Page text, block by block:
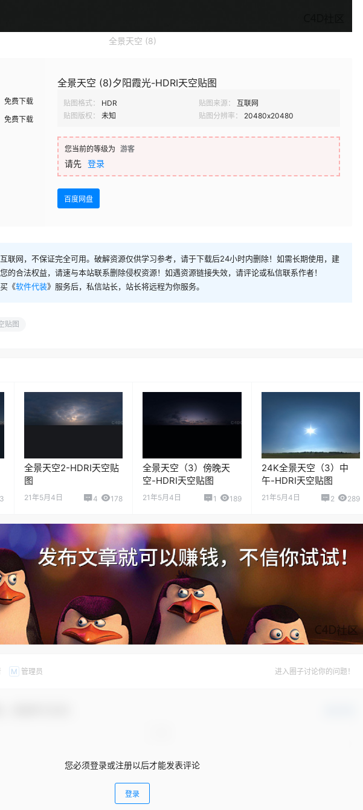
全景天空 (8)
免费下载
免费下载
全景天空 (8)夕阳霞光-HDRI天空贴图
贴图格式： HDR 贴图来源：
互联网
贴图版权：
未知 贴图分辨率： 20480x20480
您当前的等级为 游客
请先 登录
百度网盘
联网，不保证完全可用。破解资源仅供学习参考，请于下载后24小时内删除！如需长期使用，建
的合法权益，请速与本站联系删除侵权资源！如遇资源链接失效，请评论或私信联系作者！
《软件代装》服务后，私信站长，站长将远程为你服务。
贴图
全景天空2-HDRI天空贴
图
21年5月4日 4 178
全景天空（3）傍晚天
空-HDRI天空贴图
21年5月4日 1 189
24K全景天空（3）中
午-HDRI天空贴图
21年5月4日 2 289
M 管理员 进入圈子讨论你的问题！
您必须登录或注册以后才能发表评论
登录